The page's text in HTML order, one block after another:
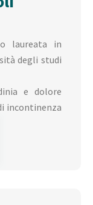
laureata in
degli studi
e dolore
incontinenza